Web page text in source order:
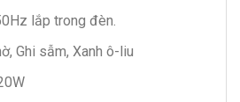
lắp trong đèn.
Ghi sẫm, Xanh ô-liu